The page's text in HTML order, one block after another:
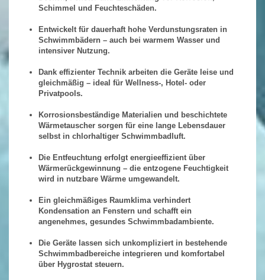
Schimmel und Feuchteschäden.
Entwickelt für dauerhaft hohe Verdunstungsraten in
Schwimmbädern – auch bei warmem Wasser und
intensiver Nutzung.
Dank effizienter Technik arbeiten die Geräte leise und
gleichmäßig – ideal für Wellness-, Hotel- oder
Privatpools.
Korrosionsbeständige Materialien und beschichtete
Wärmetauscher sorgen für eine lange Lebensdauer
selbst in chlorhaltiger Schwimmbadluft.
Die Entfeuchtung erfolgt energieeffizient über
Wärmerückgewinnung – die entzogene Feuchtigkeit
wird in nutzbare Wärme umgewandelt.
Ein gleichmäßiges Raumklima verhindert
Kondensation an Fenstern und schafft ein
angenehmes, gesundes Schwimmbadambiente.
Die Geräte lassen sich unkompliziert in bestehende
Schwimmbadbereiche integrieren und komfortabel
über Hygrostat steuern.